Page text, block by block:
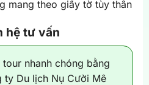
mang theo giấy tờ tùy thân
hệ tư vấn
nhanh chóng bằng
ty Du lịch Nụ Cười Mê